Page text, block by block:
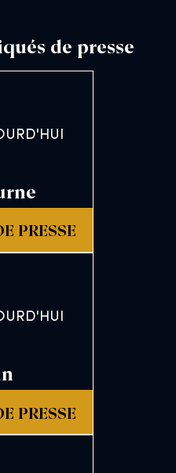
de presse
PRESSE
PRESSE